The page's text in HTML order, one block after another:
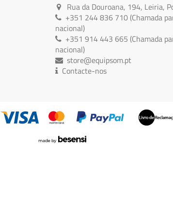
Rua da Douroana, 194, Leiria,
+351 244 836 710 (Chamada
nacional)
+351 914 443 665 (Chamada
nacional)
store@equipsom.pt
Contacte-nos